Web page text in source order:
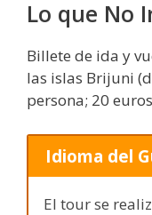
Lo que No
Billete de ida y
las islas Brijuni
persona; 20
Idioma del
El tour se